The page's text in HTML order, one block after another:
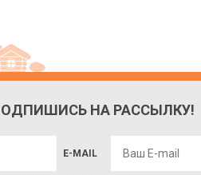
НА РАССЫЛКУ!
E-MAIL